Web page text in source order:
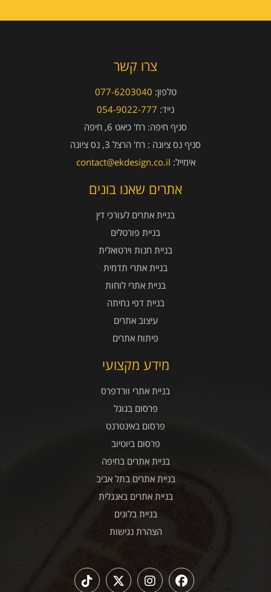
צרו קשר
טלפון: 077-6203040
נייד: 054-9022-777
סניף חיפה: רח' כיאט 6, חיפה
סניף נס ציונה : רח' הרצל 3, נס ציונה
אימייל: contact@ekdesign.co.il
אתרים שאנו בונים
בניית אתרים לעורכי דין
בניית פורטלים
בניית חנות וירטואלית
בניית אתרי תדמית
בניית אתרי לוחות
בניית דפי נחיתה
עיצוב אתרים
פיתוח אתרים
מידע מקצועי
בניית אתרי וורדפרס
פרסום בגוגל
פרסום באינטרנט
פרסום ביוטיוב
בניית אתרים בחיפה
בניית אתרים בתל אביב
בניית אתרים באנגלית
בניית בלוגים
הצהרת נגישות